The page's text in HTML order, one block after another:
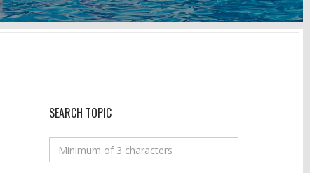
SEARCH TOPIC